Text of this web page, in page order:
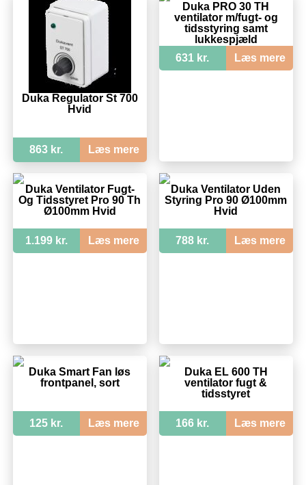
Duka Regulator St 700
Hvid
863 kr. Læs mere
Duka PRO 30 TH
ventilator m/fugt- og
tidsstyring samt
lukkespjæld
631 kr.
Læs mere
Duka Ventilator Fugt-
Og Tidsstyret Pro 90 Th
Ø100mm Hvid
1.199 kr. Læs mere
Duka Ventilator Uden
Styring Pro 90 Ø100mm
Hvid
788 kr. Læs mere
Duka Smart Fan løs
frontpanel, sort
125 kr. Læs mere
Duka EL 600 TH
ventilator fugt &
tidsstyret
166 kr. Læs mere